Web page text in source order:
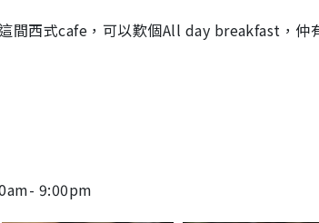
間西式cafe，可以歎個All day breakfast，仲
am- 9:00pm